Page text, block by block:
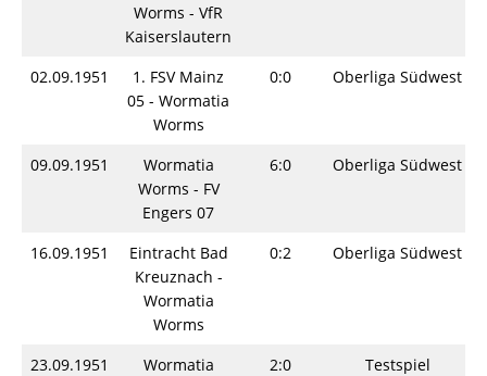
Worms - VfR
Kaiserslautern
02.09.1951
1. FSV Mainz
05 - Wormatia
Worms
0:0 Oberliga Südwest
09.09.1951
Wormatia
Worms - FV
Engers 07
6:0 Oberliga Südwest
16.09.1951
Eintracht Bad
Kreuznach -
Wormatia
Worms
0:2 Oberliga Südwest
23.09.1951
Wormatia
2:0 Testspiel